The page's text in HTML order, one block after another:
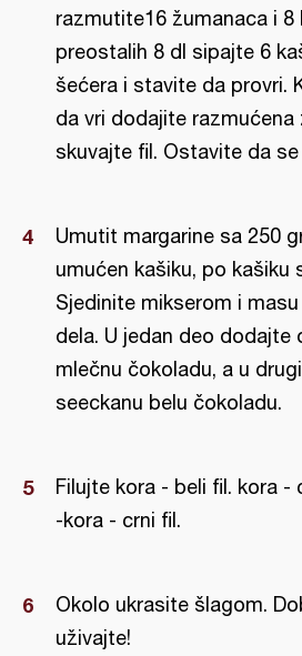
razmutite16 žumanaca i 8
preostalih 8 dl sipajte 6
šećera i stavite da provri.
da vri dodajite razmućena
skuvajte fil. Ostavite da
Umutit margarine sa 250
umućen kašiku, po kašiku
Sjedinite mikserom i
dela. U jedan deo dodajte
mlečnu čokoladu, a u
seeckanu belu čokoladu.
Filujte kora - beli fil. kora -
-kora - crni fil.
Okolo ukrasite šlagom.
uživajte!